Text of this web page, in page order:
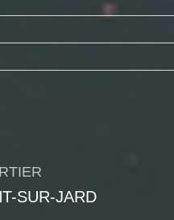
SUR-JARD